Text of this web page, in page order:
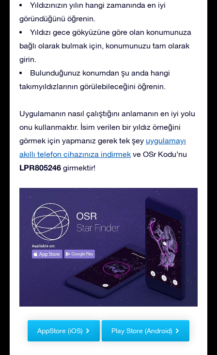
Yıldızınızın yılın hangi zamanında en iyi
göründüğünü öğrenin.
Yıldızı gece gökyüzüne göre olan konumunuza
bağlı olarak bulmak için, konumunuzu tam olarak
girin.
Bulunduğunuz konumdan şu anda hangi
takımyıldızlarının görülebileceğini öğrenin.
Uygulamanın nasıl çalıştığını anlamanın en iyi yolu
onu kullanmaktır. İsim verilen bir yıldız örneğini
görmek için yapmanız gerek tek şey uygulamayı
akıllı telefon cihazınıza indirmek ve OSr Kodu’nu
LPR805246 girmektir!
AppStore (iOS) Play Store (Android)